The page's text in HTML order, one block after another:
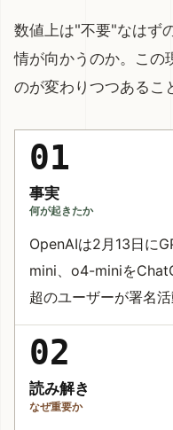
数値上は"不要"なはず
情が向かうのか。この
のが変わりつつあるこ
01
事実
何が起きたか
OpenAIは2月13日に
mini、o4-miniを
超のユーザーが署名活
02
読み解き
なぜ重要か